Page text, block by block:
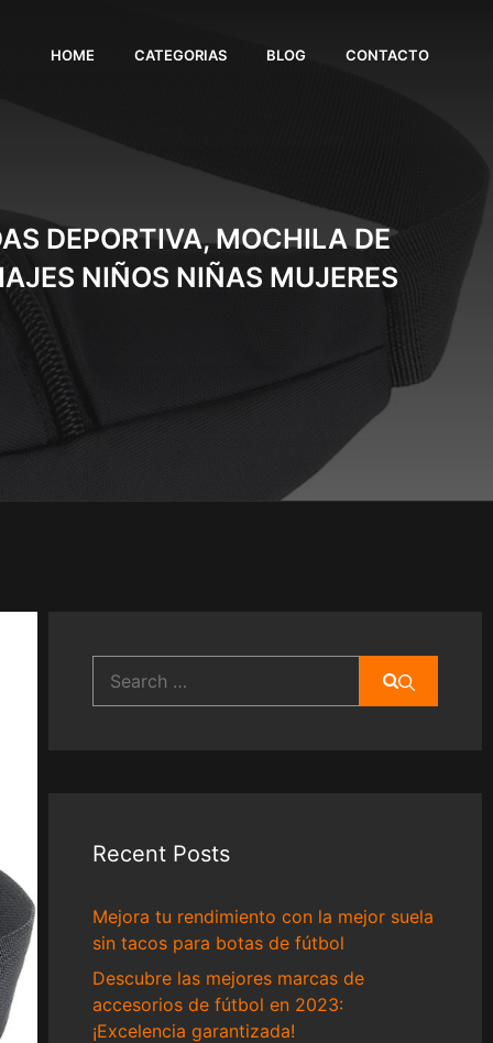
HOME CATEGORIAS BLOG CONTACTO
DEPORTIVA, MOCHILA DE
NIÑOS NIÑAS MUJERES
for:
Recent Posts
Mejora tu rendimiento con la mejor suela
sin tacos para botas de fútbol
Descubre las mejores marcas de
accesorios de fútbol en 2023:
¡Excelencia garantizada!